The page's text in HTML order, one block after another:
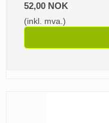
52,00 NOK
(inkl. mva.)